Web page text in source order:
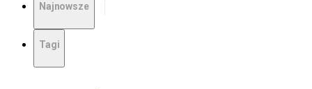
Najnowsze
Tagi